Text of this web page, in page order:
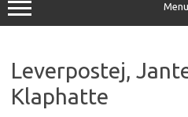
Menu
Leverpostej,
Klaphatte